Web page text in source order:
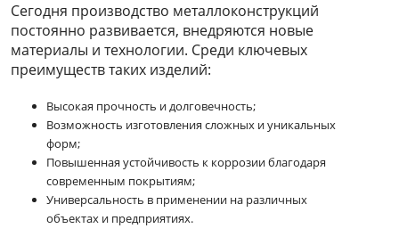
Сегодня производство металлоконструкций
постоянно развивается, внедряются новые
материалы и технологии. Среди ключевых
преимуществ таких изделий:
Высокая прочность и долговечность;
Возможность изготовления сложных и уникальных
форм;
Повышенная устойчивость к коррозии благодаря
современным покрытиям;
Универсальность в применении на различных
объектах и предприятиях.